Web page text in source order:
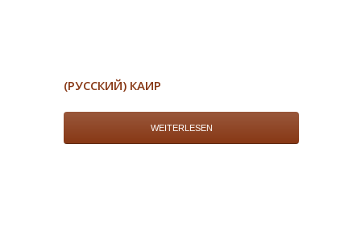
(РУССКИЙ) КАИР
WEITERLESEN